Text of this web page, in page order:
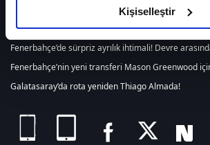
olduğunu ve sizlere en iyi içerikleri
elimizden gelen çabayı gösterdiğimizi
reklamların maliyetlerimizi karşılamak
Her halükârda, kullanıcılar, bu
gösterilmeyecektir."
KişiselleştirHER
Fenerbahçe’de sürpriz ayrılık ihtimali! Devre
Fenerbahçe’nin yeni transferi Mason Greenwood
Galatasaray’da rota yeniden Thiago Almada!